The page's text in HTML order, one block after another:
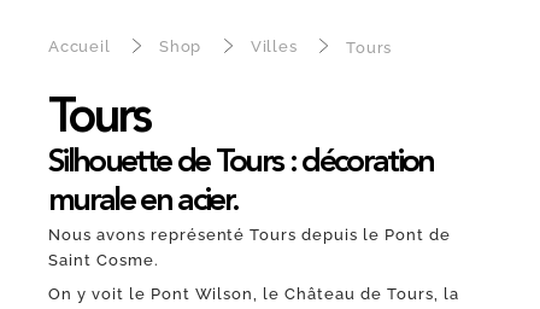
Accueil Shop Villes Tours
Tours
Silhouette de Tours : décoration
murale en acier.
Nous avons représenté Tours depuis le Pont de
Saint Cosme.
On y voit le Pont Wilson, le Château de Tours, la